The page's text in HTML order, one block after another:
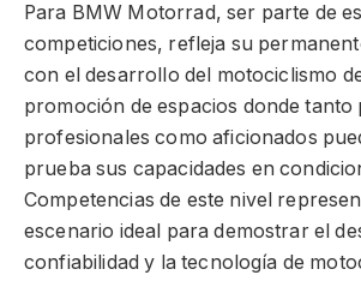
Para BMW Motorrad, ser parte de
competiciones, refleja su
con el desarrollo del motociclismo
promoción de espacios donde tanto
profesionales como aficionados
prueba sus capacidades en
Competencias de este nivel
escenario ideal para demostrar el
confiabilidad y la tecnología de